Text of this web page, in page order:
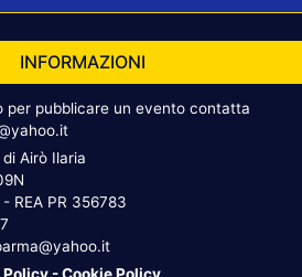
INFORMAZIONI
per pubblicare un evento contatta
Airò Ilaria
REA PR 356783
Policy -Cookie Policy